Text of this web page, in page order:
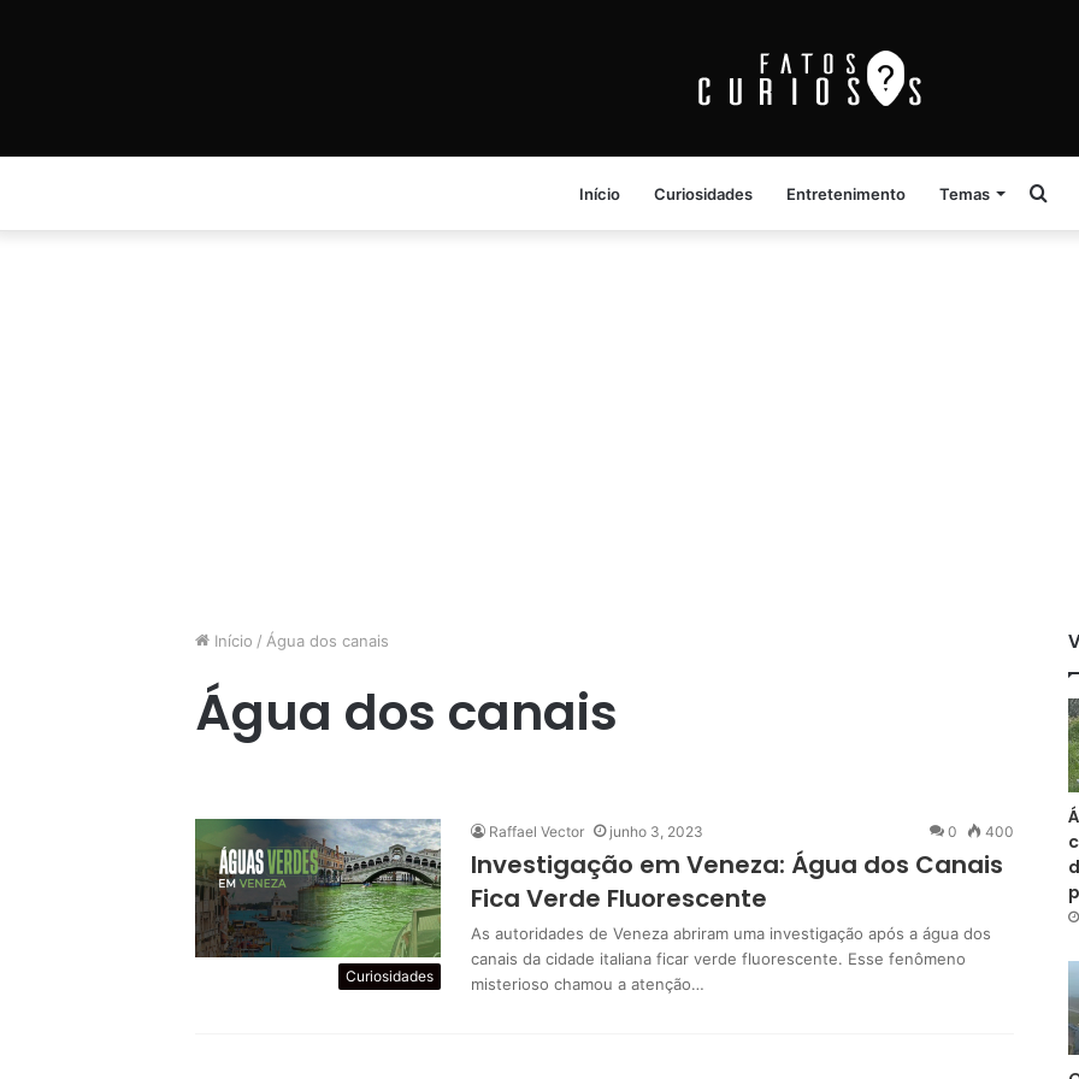
Início Curiosidades Entretenimento Temas
Início / Água dos canais
Água dos canais
Curiosidades
Raffael Vector junho 3, 2023 0 400
Investigação em Veneza: Água dos Canais
Fica Verde Fluorescente
As autoridades de Veneza abriram uma investigação após a água dos
canais da cidade italiana ficar verde fluorescente. Esse fenômeno
misterioso chamou a atenção…